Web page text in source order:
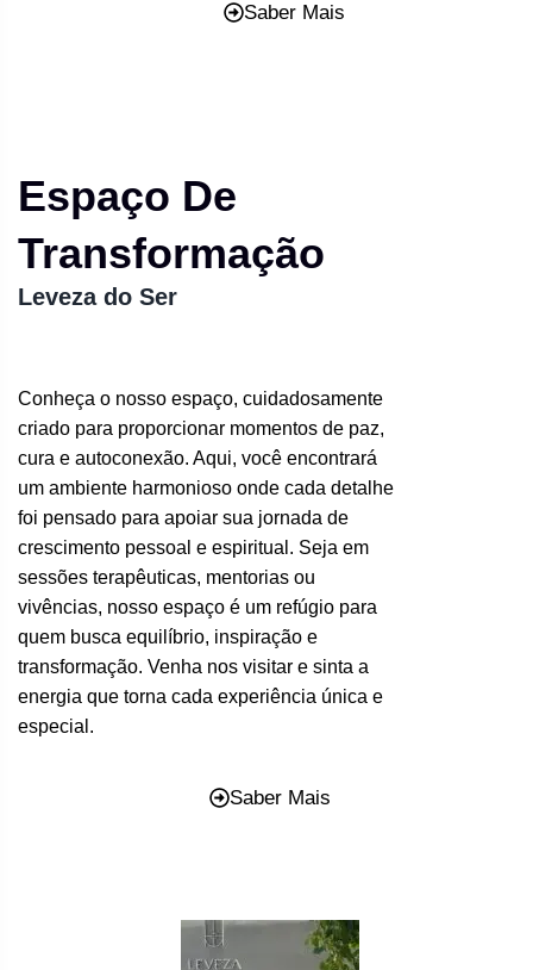
Saber Mais
Espaço De
Transformação
Leveza do Ser
Conheça o nosso espaço, cuidadosamente
criado para proporcionar momentos de paz,
cura e autoconexão. Aqui, você encontrará
um ambiente harmonioso onde cada detalhe
foi pensado para apoiar sua jornada de
crescimento pessoal e espiritual. Seja em
sessões terapêuticas, mentorias ou
vivências, nosso espaço é um refúgio para
quem busca equilíbrio, inspiração e
transformação. Venha nos visitar e sinta a
energia que torna cada experiência única e
especial.
Saber Mais